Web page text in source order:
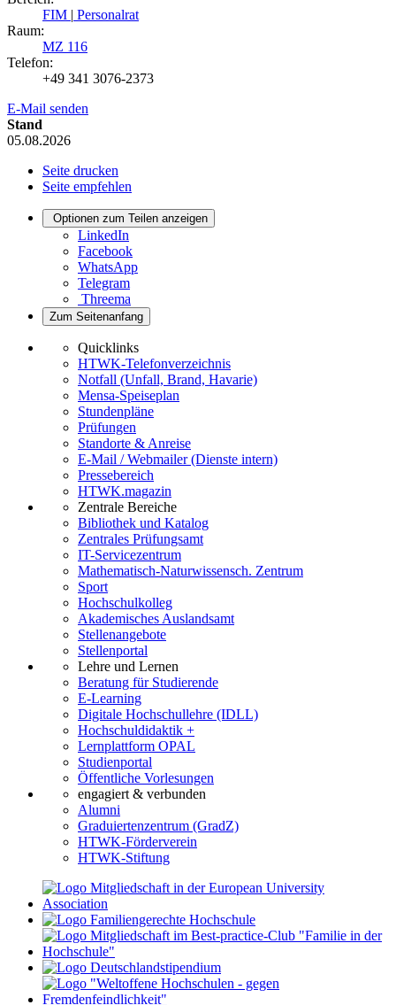
FIM | Personalrat
Raum:
MZ 116
Telefon:
+49 341 3076-2373
E-Mail senden
Stand
05.08.2026
Seite drucken
Seite empfehlen
Optionen zum Teilen anzeigen
LinkedIn
Facebook
WhatsApp
Telegram
Threema
Zum Seitenanfang
Quicklinks
HTWK-Telefonverzeichnis
Notfall (Unfall, Brand, Havarie)
Mensa-Speiseplan
Stundenpläne
Prüfungen
Standorte & Anreise
E-Mail / Webmailer (Dienste intern)
Pressebereich
HTWK.magazin
Zentrale Bereiche
Bibliothek und Katalog
Zentrales Prüfungsamt
IT-Servicezentrum
Mathematisch-Naturwissensch. Zentrum
Sport
Hochschulkolleg
Akademisches Auslandsamt
Stellenangebote
Stellenportal
Lehre und Lernen
Beratung für Studierende
E-Learning
Digitale Hochschullehre (IDLL)
Hochschuldidaktik +
Lernplattform OPAL
Studienportal
Öffentliche Vorlesungen
engagiert & verbunden
Alumni
Graduiertenzentrum (GradZ)
HTWK-Förderverein
HTWK-Stiftung